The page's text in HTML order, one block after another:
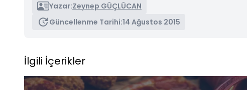
Yazar:Zeynep GÜÇLÜCAN
Güncellenme Tarihi:14 Ağustos 2015
İlgili İçerikler